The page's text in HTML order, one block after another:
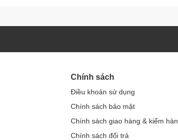
Chính sách
Điều khoản sử dụng
Chính sách bảo mật
Chính sách giao hàng & kiểm
Chính sách đổi trả